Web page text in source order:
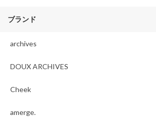
ブランド
archives
DOUX ARCHIVES
Cheek
amerge.